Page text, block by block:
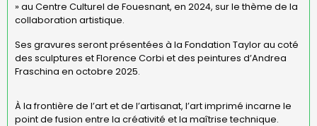
» au Centre Culturel de Fouesnant, en 2024, sur le thème de la
collaboration artistique.
Ses gravures seront présentées à la Fondation Taylor au coté
des sculptures et Florence Corbi et des peintures d’Andrea
Fraschina en octobre 2025.
À la frontière de l’art et de l’artisanat, l’art imprimé incarne le
point de fusion entre la créativité et la maîtrise technique.